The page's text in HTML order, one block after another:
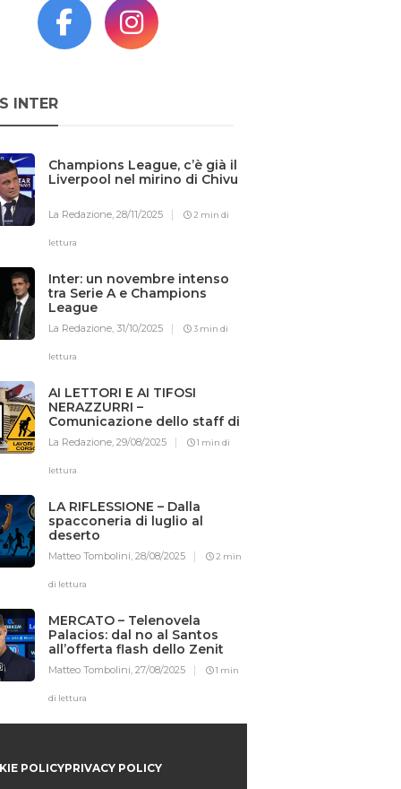
INTER
Champions League, c’è già il
Liverpool nel mirino di Chivu
La Redazione, 28/11/2025 2 min di
lettura
Inter: un novembre intenso
tra Serie A e Champions
League
La Redazione, 31/10/2025 3 min di
lettura
AI LETTORI E AI TIFOSI
NERAZZURRI –
Comunicazione dello staff di
Iotifointer.it
La Redazione, 29/08/2025 1 min di
lettura
LA RIFLESSIONE – Dalla
spacconeria di luglio al
deserto
Matteo Tombolini, 28/08/2025 2 min
di lettura
MERCATO – Telenovela
Palacios: dal no al Santos
all’offerta flash dello Zenit
Matteo Tombolini, 27/08/2025 1 min
di lettura
POLICYPRIVACY POLICY